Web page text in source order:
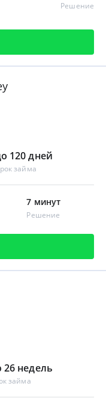
Решение
120 дней
займа
7 минут
Решение
26 недель
займа